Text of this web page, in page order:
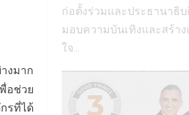
งมาก
อช่วย
รที่ได้
ก่อตั้งร่วมและประธานาธิ
มอบความบันเทิงและสร้า
ใจ...